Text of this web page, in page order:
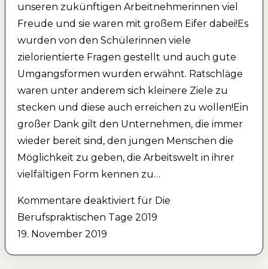
unseren zukünftigen Arbeitnehmerinnen viel
Freude und sie waren mit großem Eifer dabei!Es
wurden von den Schülerinnen viele
zielorientierte Fragen gestellt und auch gute
Umgangsformen wurden erwähnt. Ratschläge
waren unter anderem sich kleinere Ziele zu
stecken und diese auch erreichen zu wollen!Ein
großer Dank gilt den Unternehmen, die immer
wieder bereit sind, den jungen Menschen die
Möglichkeit zu geben, die Arbeitswelt in ihrer
vielfältigen Form kennen zu…
Kommentare deaktiviert für Die
Berufspraktischen Tage 2019
19. November 2019